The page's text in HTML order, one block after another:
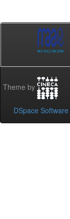
Theme by
DSpace Software